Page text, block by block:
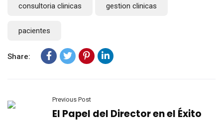
consultoria clinicas gestion clinicas
pacientes
Share:
Previous Post
El Papel del Director en el Éxito